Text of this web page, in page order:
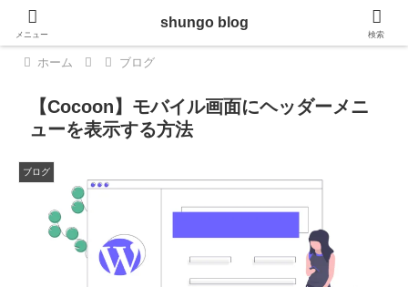
ホーム ブログ
【Cocoon】モバイル画面にヘッダーメニ
ューを表示する方法
ブログ
メニュー
shungo blog
検索